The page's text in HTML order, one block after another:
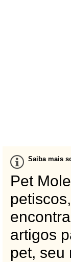
Saiba mais
Pet
artigos
pet, seu